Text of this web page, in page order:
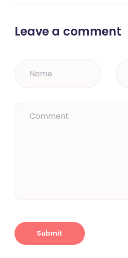
Leave a comment